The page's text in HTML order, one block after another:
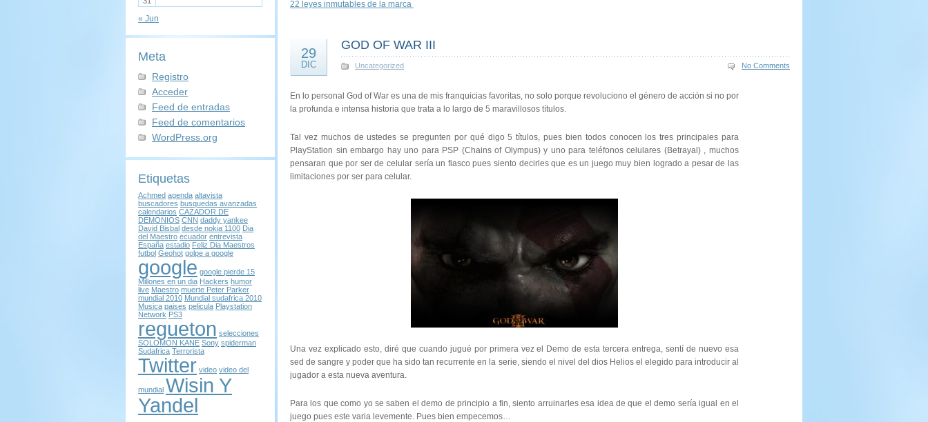
« Jun
Meta
Registro
Acceder
Feed de entradas
Feed de comentarios
WordPress.org
Etiquetas
Achmed agenda altavista
buscadores busquedas avanzadas
calendarios CAZADOR DE
DEMONIOS CNN daddy yankee
David Bisbal desde nokia 1100 Dia
del Maestro ecuador entrevista
España estadio Feliz Dia Maestros
futbol Geohot golpe a google
google google pierde 15
Millones en un dia Hackers humor
live Maestro muerte Peter Parker
mundial 2010 Mundial sudafrica 2010
Musica paises pelicula Playstation
Network PS3
regueton selecciones
SOLOMON KANE Sony spiderman
Sudafrica Terrorista
Twitter video video del
mundial Wisin Y
Yandel
22 leyes inmutables de la marca
29
DIC
GOD OF WAR III
Uncategorized No Comments
En lo personal God of War es una de mis franquicias favoritas, no solo porque revoluciono el género de acción si no por
la profunda e intensa historia que trata a lo largo de 5 maravillosos títulos.
Tal vez muchos de ustedes se pregunten por qué digo 5 títulos, pues bien todos conocen los tres principales para
PlayStation sin embargo hay uno para PSP (Chains of Olympus) y uno para teléfonos celulares (Betrayal) , muchos
pensaran que por ser de celular sería un fiasco pues siento decirles que es un juego muy bien logrado a pesar de las
limitaciones por ser para celular.
Una vez explicado esto, diré que cuando jugué por primera vez el Demo de esta tercera entrega, sentí de nuevo esa
sed de sangre y poder que ha sido tan recurrente en la serie, siendo el nivel del dios Helios el elegido para introducir al
jugador a esta nueva aventura.
Para los que como yo se saben el demo de principio a fin, siento arruinarles esa idea de que el demo sería igual en el
juego pues este varia levemente. Pues bien empecemos…